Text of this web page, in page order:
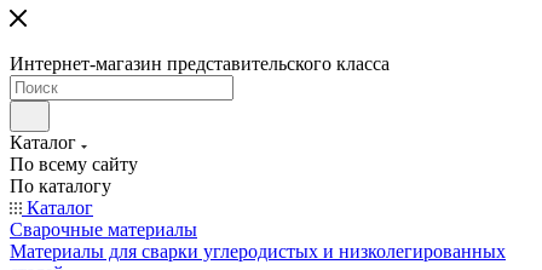
Интернет-магазин представительского класса
Каталог
По всему сайту
По каталогу
Каталог
Сварочные материалы
Материалы для сварки углеродистых и низколегированных